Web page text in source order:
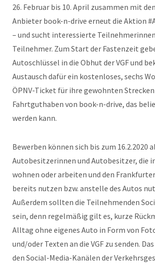
26. Februar bis 10. April zusammen mit
Anbieter book-n-drive erneut die Aktion
– und sucht interessierte
Teilnehmer. Zum Start der Fastenzeit
Autoschlüssel in die Obhut der VGF und
Austausch dafür ein kostenloses, sechs
ÖPNV-Ticket für ihre gewohnten Strecken
Fahrtguthaben von book-n-drive, das
werden kann.
Bewerben können sich bis zum 16.2.2020
Autobesitzerinnen und Autobesitzer, die
wohnen oder arbeiten und den
bereits nutzen bzw. anstelle des Autos
Außerdem sollten die Teilnehmenden
sein, denn regelmäßig gilt es, kurze
Alltag ohne eigenes Auto in Form von
und/oder Texten an die VGF zu senden.
den Social-Media-Kanälen der